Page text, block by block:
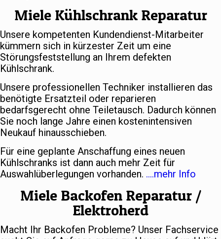
Miele Kühlschrank Reparatur
Unsere kompetenten Kundendienst-Mitarbeiter
kümmern sich in kürzester Zeit um eine
Störungsfeststellung an Ihrem defekten
Kühlschrank.
Unsere professionellen Techniker installieren das
benötigte Ersatzteil oder reparieren
bedarfsgerecht ohne Teiletausch. Dadurch können
Sie noch lange Jahre einen kostenintensiven
Neukauf hinausschieben.
Für eine geplante Anschaffung eines neuen
Kühlschranks ist dann auch mehr Zeit für
Auswahlüberlegungen vorhanden. ….mehr Info
Miele Backofen Reparatur /
Elektroherd
Macht Ihr Backofen Probleme? Unser Fachservice